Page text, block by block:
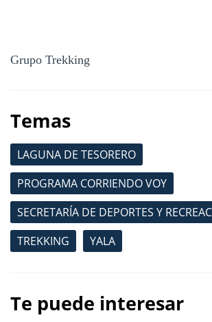
Grupo Trekking
Temas
LAGUNA DE TESORERO
PROGRAMA CORRIENDO VOY
SECRETARÍA DE DEPORTES Y
TREKKING
YALA
Te puede interesar